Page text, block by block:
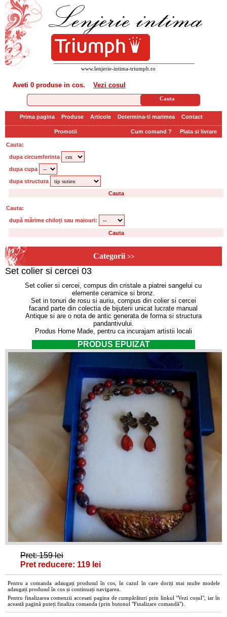
www.lenjerie-intima-triumph.ro
Aveti 0 produse in cos. Vezi cosul
Prima pagina Produse Articole Determina-ti marimea Contact
Promotii Cum comand ? Plata si livrare
Cauta:
dupa circumferinta
dupa cupa
dupa structura
Cauta:
după mărime chiloți sau maiouri:
Categorii >>
Set colier si cercei 03
Set colier si cercei, compus din cristale a piatrei sangelui cu
elemente ceramice si bronz.
Set in tonuri de rosu si auriu, compus din colier si cercei
facand parte din colectia de bijuterii unicat lucrate manual
Antique si are o nota de antic generata de forma si structura
pandantivului.
Produs Home Made, pentru ca incurajam artistii locali
PRODUS EPUIZAT
Pret: 159 lei
Pret reducere: 119 lei
Pentru a comanda adaugați produsul în cos, în cazul în care doriți mai multe modele
adaugați produsul în cos și continuați navigarea.
Pentru finalizarea comenzii accesati pagina de cumpărături prin linkul "Vezi coșul", iar în
această pagină puteți finaliza comanda (prin butonul "Finalizare comandă").